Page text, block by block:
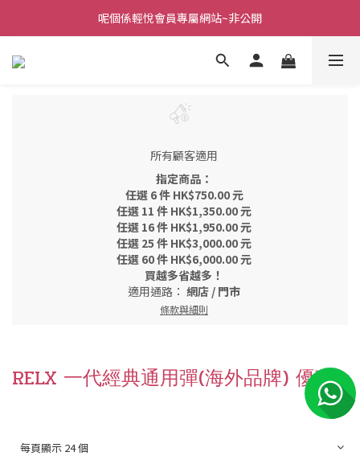
呢個係輕悅會員專屬網站~非公開
所有顧客適用
指定商品：
任選 6 件 HK$750.00 元
任選 11 件 HK$1,350.00 元
任選 16 件 HK$1,950.00 元
任選 25 件 HK$3,000.00 元
任選 60 件 HK$6,000.00 元
買越多省越多！
適用通路： 網店 / 門市
條款與細則
RELX 一代經典通用彈(海外品牌) 優惠
每頁顯示 24 個